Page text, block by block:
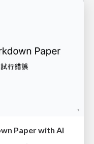
Paper with AI